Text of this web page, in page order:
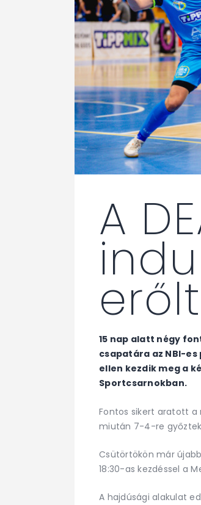
A
15 nap alatt négy
csapatára az NBI-
ellen kezdik meg a
Sportcsarnokban.
Fontos sikert aratott
miután 7-4-re győztek
Csütörtökön már
18:30-as kezdéssel a
A hajdúsági alakulat